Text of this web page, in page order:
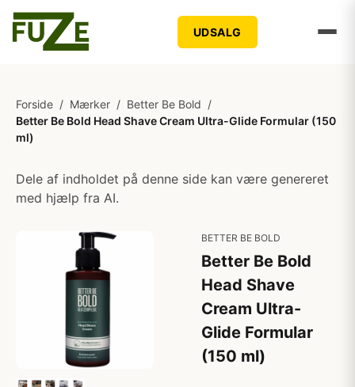
UDSALG
Forside / Mærker / Better Be Bold /
Better Be Bold Head Shave Cream Ultra-Glide Formular (150
ml)
Dele af indholdet på denne side kan være genereret
med hjælp fra AI.
BETTER BE BOLD
Better Be Bold
Head Shave
Cream Ultra-
Glide Formular
(150 ml)